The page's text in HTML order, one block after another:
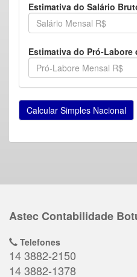
Estimativa do Salário
Estimativa do Pró-Labore
Astec Contabilidade
Telefones
14 3882-2150
14 3882-1378